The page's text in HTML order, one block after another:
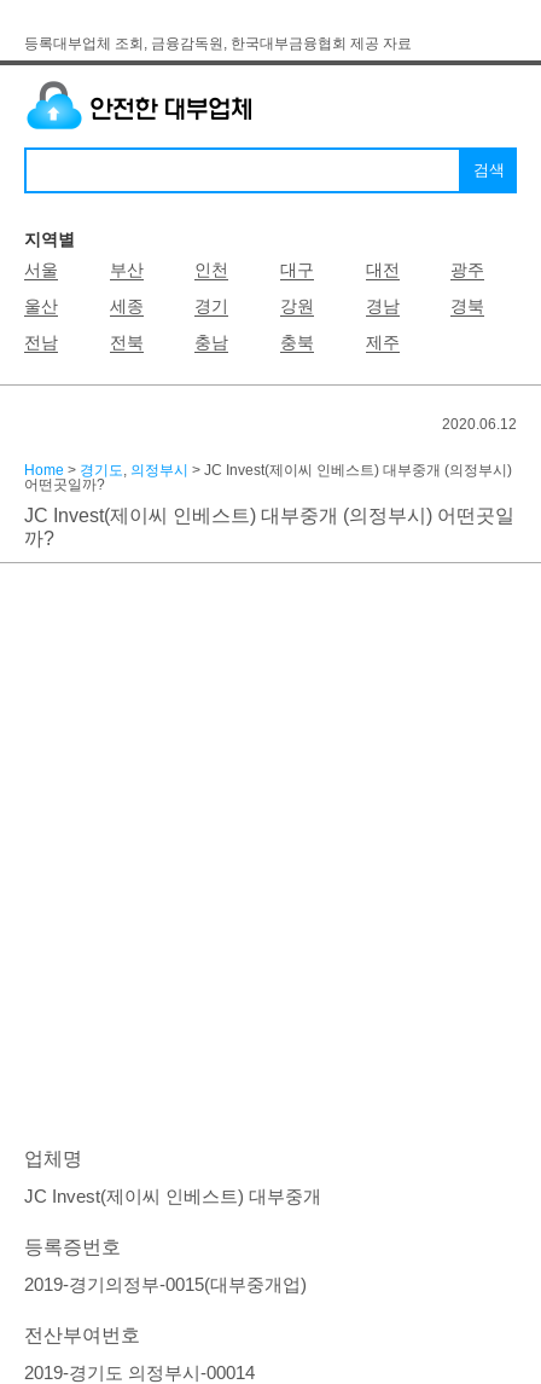
등록대부업체 조회, 금융감독원, 한국대부금융협회 제공 자료
지역별
서울
부산 인천 대구 대전
광주
울산
세종 경기 강원 경남
경북
전남
전북 충남 충북 제주
2020.06.12
Home > 경기도, 의정부시 > JC Invest(제이씨 인베스트) 대부중개 (의정부시)
어떤곳일까?
JC Invest(제이씨 인베스트) 대부중개 (의정부시) 어떤곳일
까?
업체명
JC Invest(제이씨 인베스트) 대부중개
등록증번호
2019-경기의정부-0015(대부중개업)
전산부여번호
2019-경기도 의정부시-00014